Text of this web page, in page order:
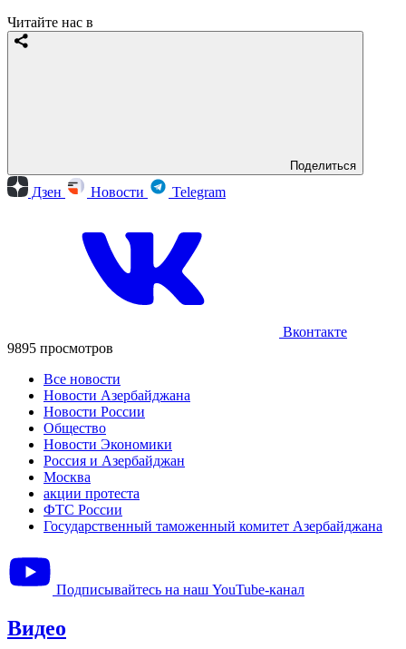
Читайте нас в
Поделиться
Дзен Новости Telegram
Вконтакте
9895 просмотров
Все новости
Новости Азербайджана
Новости России
Общество
Новости Экономики
Россия и Азербайджан
Москва
акции протеста
ФТС России
Государственный таможенный комитет Азербайджана
Подписывайтесь на наш YouTube-канал
Видео